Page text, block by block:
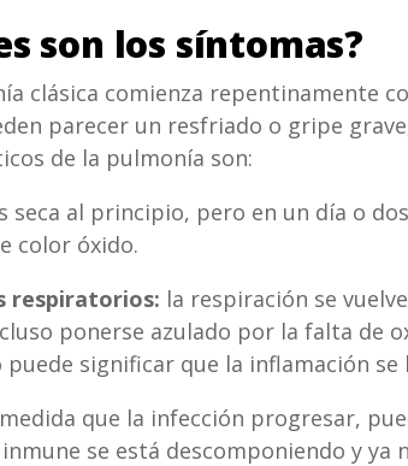
son los síntomas?
clásica comienza repentinamente
parecer un resfriado o gripe
de la pulmonía son:
seca al principio, pero en un día o
color óxido.
respiratorios: la respiración se
ponerse azulado por la falta
puede significar que la inflamación
que la infección progresar,
se está descomponiendo y